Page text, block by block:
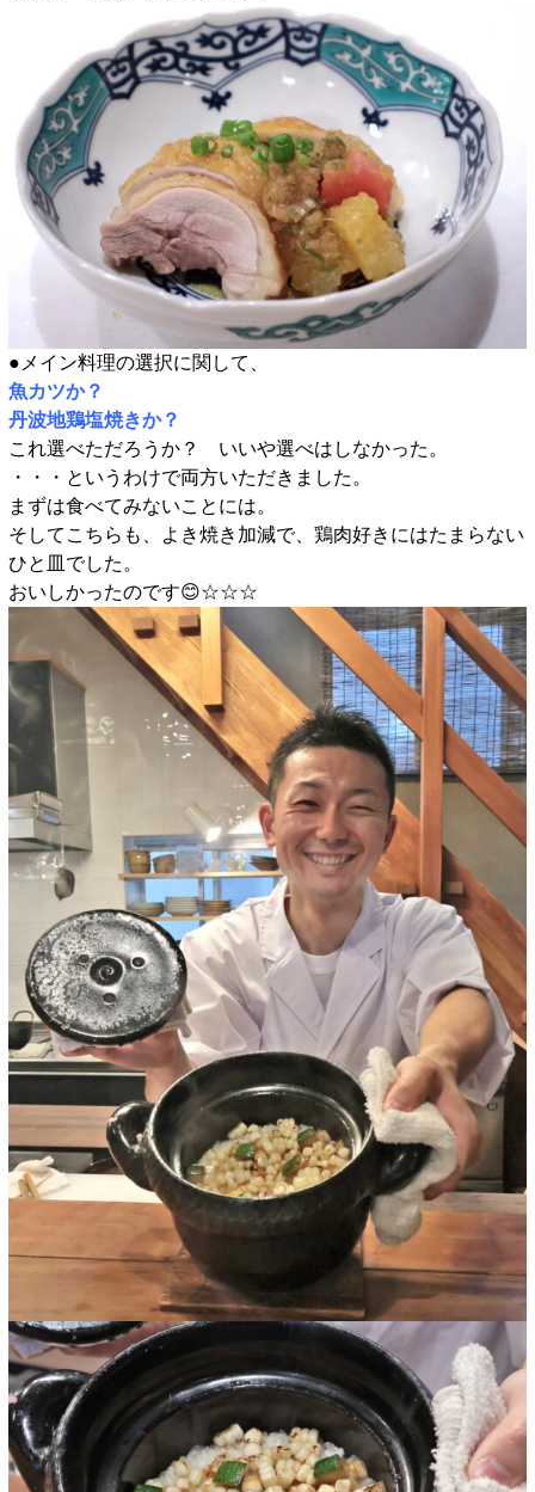
●メイン料理の選択に関して、
魚カツか？
丹波地鶏塩焼きか？
これ選べただろうか？ いいや選べはしなかった。
・・・というわけで両方いただきました。
まずは食べてみないことには。
そしてこちらも、よき焼き加減で、鶏肉好きにはたまらない
ひと皿でした。
おいしかったのです😊☆☆☆